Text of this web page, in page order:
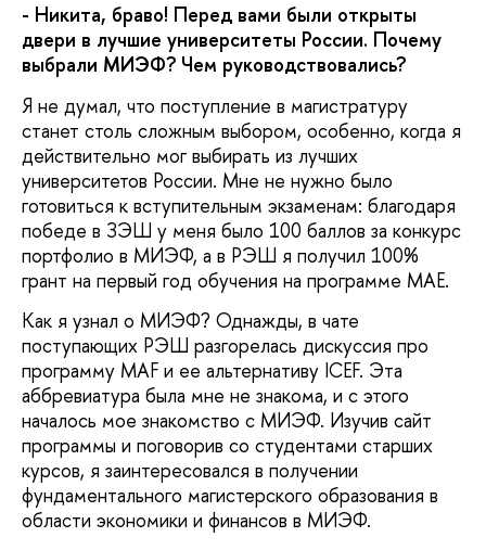
- Никита, браво! Перед вами были открыты
двери в лучшие университеты России. Почему
выбрали МИЭФ? Чем руководствовались?
Я не думал, что поступление в магистратуру
станет столь сложным выбором, особенно, когда я
действительно мог выбирать из лучших
университетов России. Мне не нужно было
готовиться к вступительным экзаменам: благодаря
победе в ЗЭШ у меня было 100 баллов за конкурс
портфолио в МИЭФ, а в РЭШ я получил 100%
грант на первый год обучения на программе MAE.
Как я узнал о МИЭФ? Однажды, в чате
поступающих РЭШ разгорелась дискуссия про
программу MAF и ее альтернативу ICEF. Эта
аббревиатура была мне не знакома, и с этого
началось мое знакомство с МИЭФ. Изучив сайт
программы и поговорив со студентами старших
курсов, я заинтересовался в получении
фундаментального магистерского образования в
области экономики и финансов в МИЭФ.